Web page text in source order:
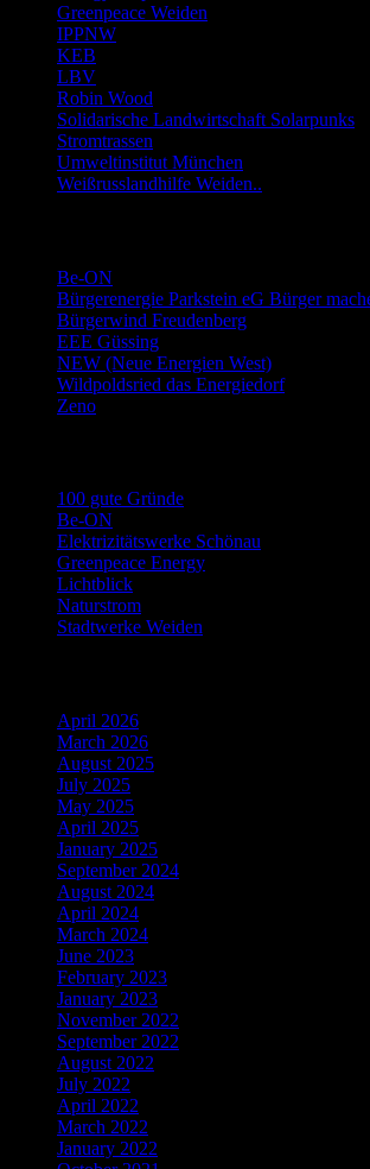
Greenpeace Weiden
IPPNW
KEB
LBV
Robin Wood
Solidarische Landwirtschaft Solarpunks
Stromtrassen
Umweltinstitut München
Weißrusslandhilfe Weiden..
Be-ON
Bürgerenergie Parkstein eG Bürger
Bürgerwind Freudenberg
EEE Güssing
NEW (Neue Energien West)
Wildpoldsried das Energiedorf
Zeno
100 gute Gründe
Be-ON
Elektrizitätswerke Schönau
Greenpeace Energy
Lichtblick
Naturstrom
Stadtwerke Weiden
April 2026
March 2026
August 2025
July 2025
May 2025
April 2025
January 2025
September 2024
August 2024
April 2024
March 2024
June 2023
February 2023
January 2023
November 2022
September 2022
August 2022
July 2022
April 2022
March 2022
January 2022